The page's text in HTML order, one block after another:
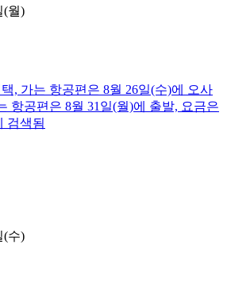
(월)
, 가는 항공편은 8월 26일(수)에 오사
항공편은 8월 31일(월)에 출발, 요금은
검색됨
(수)